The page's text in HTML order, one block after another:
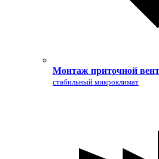
Монтаж приточной
стабильный микроклимат